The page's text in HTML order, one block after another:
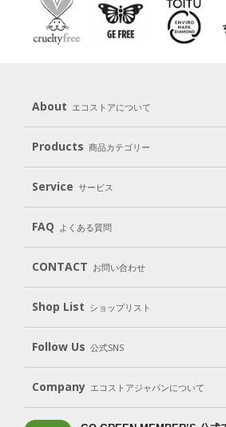
About エコストアについて
メッセージ ブランドストーリー
パッケージへのこだわり
動
Products 商品カテゴリー
Laundry
Cleaning Baby
Body（ボディ） Hair（ヘア） Oral
Goods （グッズ）
Gift set
Service サービス
User Guide
Subscription（定期
FAQ よくある質問
CONTACT お問い合わせ
Shop List ショップリスト
Shop List
Follow Us 公式SNS
LINE＠ Instagram
Company エコストアジャパンについて
会社案内 ご利用規約 プライ